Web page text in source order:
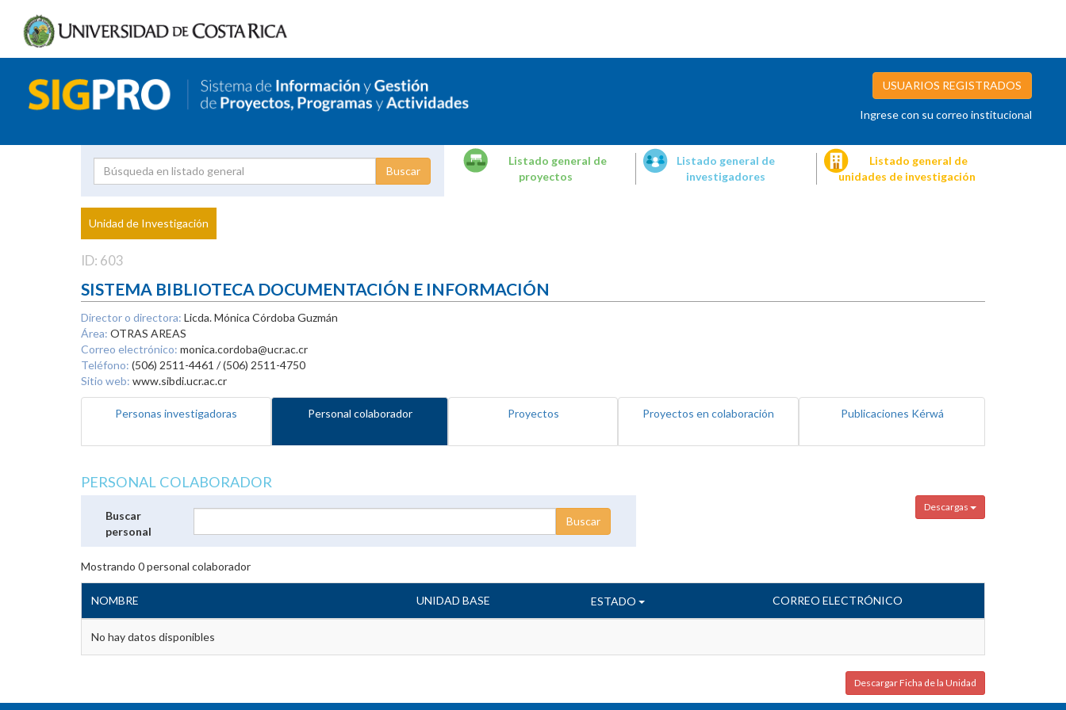
USUARIOS REGISTRADOS
Ingrese con su correo institucional
Proyecto
Investigador
Listado general de
proyectos
Listado general de
investigadores
Listado general de
unidades de investigación
Unidad de Investigación
ID: 603
SISTEMA BIBLIOTECA DOCUMENTACIÓN E INFORMACIÓN
Director o directora: Licda. Mónica Córdoba Guzmán
Área: OTRAS AREAS
Correo electrónico: monica.cordoba@ucr.ac.cr
Teléfono: (506) 2511-4461 / (506) 2511-4750
Sitio web: www.sibdi.ucr.ac.cr
Personas investigadoras Personal colaborador Proyectos Proyectos en colaboración Publicaciones Kérwá
PERSONAL COLABORADOR
Descargas
Buscar
personal
Mostrando 0personal colaborador
NOMBRE UNIDAD BASE ESTADO CORREO ELECTRÓNICO
No hay datos disponibles
Descargar Ficha de la Unidad